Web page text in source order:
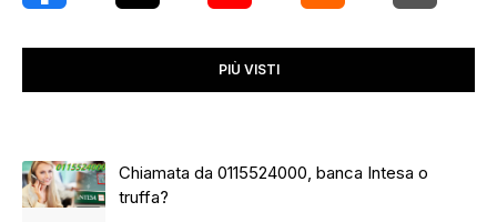
PIÙ VISTI
Chiamata da 0115524000, banca Intesa o
truffa?